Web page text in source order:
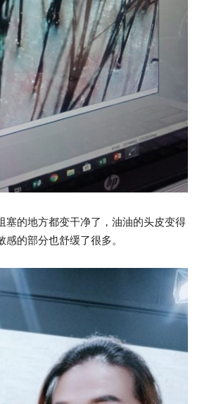
塞的地方都变干净了，油油的头皮变得
的部分也舒缓了很多。